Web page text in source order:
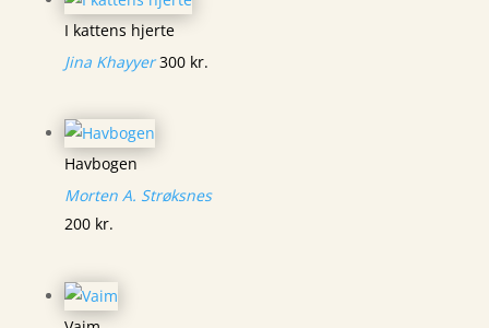
I kattens hjerte
Jina Khayyer 300 kr.
Havbogen
Morten A. Strøksnes
200 kr.